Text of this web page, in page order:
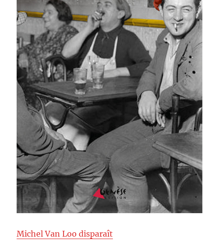
Michel Van Loo disparaît